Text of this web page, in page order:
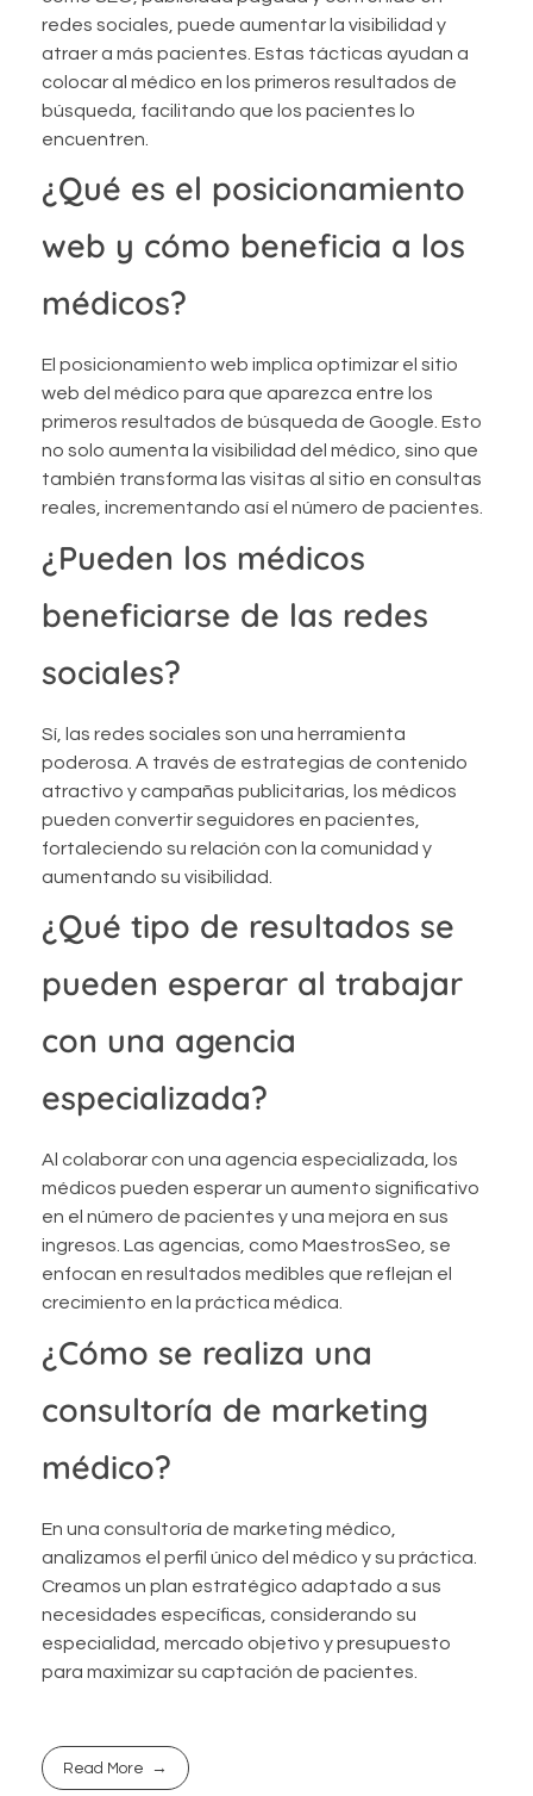
redes sociales, puede aumentar la visibilidad y
atraer a más pacientes. Estas tácticas ayudan a
colocar al médico en los primeros resultados de
búsqueda, facilitando que los pacientes lo
encuentren.
¿Qué es el posicionamiento
web y cómo beneficia a los
médicos?
El posicionamiento web implica optimizar el sitio
web del médico para que aparezca entre los
primeros resultados de búsqueda de Google. Esto
no solo aumenta la visibilidad del médico, sino que
también transforma las visitas al sitio en consultas
reales, incrementando así el número de pacientes.
¿Pueden los médicos
beneficiarse de las redes
sociales?
Sí, las redes sociales son una herramienta
poderosa. A través de estrategias de contenido
atractivo y campañas publicitarias, los médicos
pueden convertir seguidores en pacientes,
fortaleciendo su relación con la comunidad y
aumentando su visibilidad.
¿Qué tipo de resultados se
pueden esperar al trabajar
con una agencia
especializada?
Al colaborar con una agencia especializada, los
médicos pueden esperar un aumento significativo
en el número de pacientes y una mejora en sus
ingresos. Las agencias, como MaestrosSeo, se
enfocan en resultados medibles que reflejan el
crecimiento en la práctica médica.
¿Cómo se realiza una
consultoría de marketing
médico?
En una consultoría de marketing médico,
analizamos el perfil único del médico y su práctica.
Creamos un plan estratégico adaptado a sus
necesidades específicas, considerando su
especialidad, mercado objetivo y presupuesto
para maximizar su captación de pacientes.
Read More